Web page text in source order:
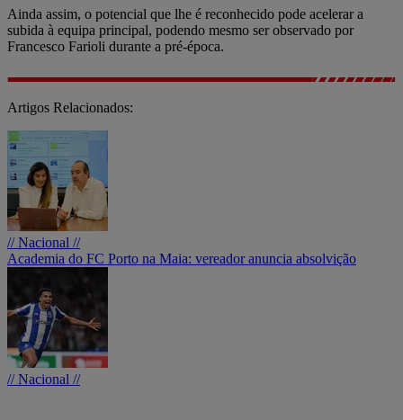
Ainda assim, o potencial que lhe é reconhecido pode acelerar a
subida à equipa principal, podendo mesmo ser observado por
Francesco Farioli durante a pré-época.
Artigos Relacionados:
// Nacional //
Academia do FC Porto na Maia: vereador anuncia absolvição
// Nacional //